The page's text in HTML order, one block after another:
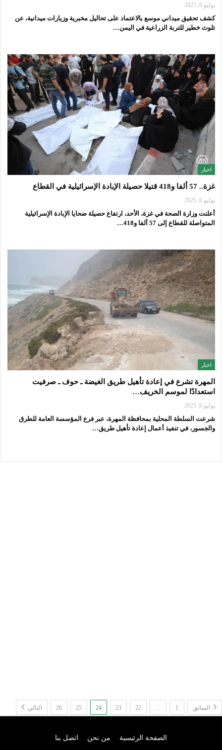
يوليو 6, 2025
كشف تحقيق ميداني موسع بالاعتماد على تحاليل مخبرية وزيارات ميدانية، عن
تلوث خطير للتربة الزراعية في اليمن…
اخبار
غزة.. 57 ألفا و418 قتيلا حصيلة الإبادة الإسرائيلية في القطاع
يوليو 6, 2025
أعلنت وزارة الصحة في غزة، الأحد، ارتفاع حصيلة ضحايا الإبادة الإسرائيلية
المتواصلة للقطاع إلى 57 ألفا و418…
اخبار
المهرة تشرع في إعادة تأهيل طريق الغيضة ـ حوف ـ صرفيت
استعدادًا لموسم الخريف…
يوليو 6, 2025
شرعت السلطة المحلية بمحافظة المهرة، عبر فرع المؤسسة العامة للطرق
والجسور، في تنفيذ أعمال إعادة تأهيل طريق…
السابق 1
…
22
23
24
25
26 التالي
الصفحة الرئيسية من نحن اتصل بنا